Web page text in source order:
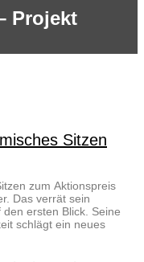
Projekt
Sitzen
zum Aktionspreis
Das verrät sein
ersten Blick. Seine
schlägt ein neues